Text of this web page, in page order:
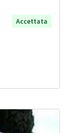
Accettata